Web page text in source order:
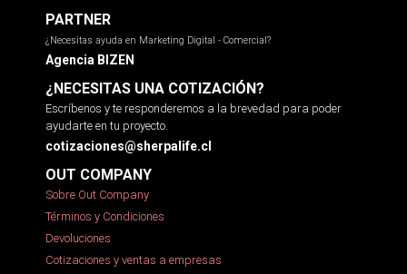
PARTNER
¿Necesitas ayuda en Marketing Digital - Comercial?
Agencia BIZEN
¿NECESITAS UNA COTIZACIÓN?
Escríbenos y te responderemos a la brevedad para poder
ayudarte en tu proyecto.
cotizaciones@sherpalife.cl
OUT COMPANY
Sobre Out Company
Términos y Condiciones
Devoluciones
Cotizaciones y ventas a empresas